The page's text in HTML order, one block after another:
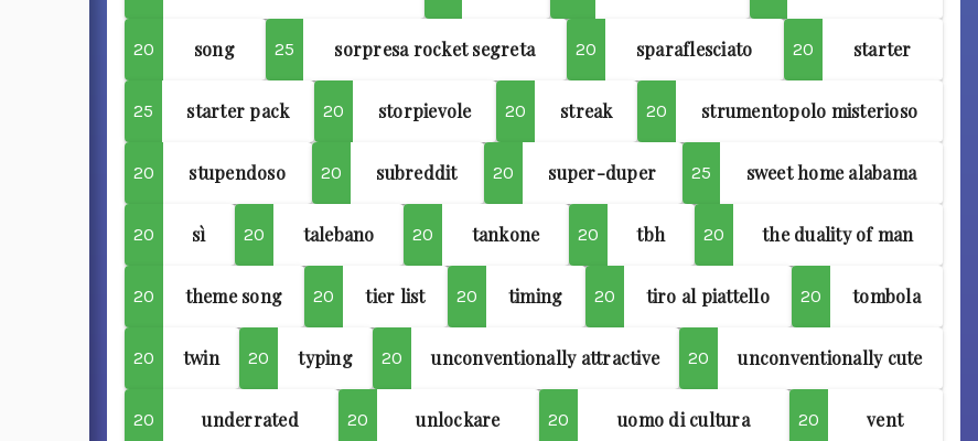
20 song 25 sorpresa rocket segreta 20 sparaflesciato 20 starter
25 starter pack 20 storpievole 20 streak 20 strumentopolo misterioso
20 stupendoso 20 subreddit 20 super-duper 25 sweet home alabama
20 sì 20 talebano 20 tankone 20 tbh 20 the duality of man
20 theme song 20 tier list 20 timing 20 tiro al piattello 20 tombola
20 twin 20 typing 20 unconventionally attractive 20 unconventionally cute
20 underrated 20 unlockare 20 uomo di cultura 20 vent